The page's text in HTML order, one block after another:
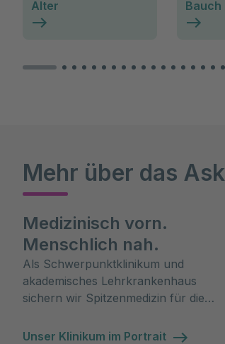
Alter Bauch
Mehr über das
Medizinisch vorn.
Menschlich nah.
Als Schwerpunktklinikum und
akademisches Lehrkrankenhaus
sichern wir Spitzenmedizin für die
Unser Klinikum im Portrait